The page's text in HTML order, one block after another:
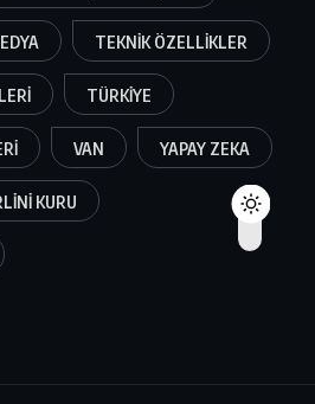
TEKNIK ÖZELLIKLER
TÜRKIYE
VAN YAPAY ZEKA
KURU